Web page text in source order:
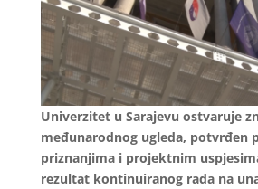
Univerzitet u Sarajevu ostvaruje
međunarodnog ugleda, potvrđen
priznanjima i projektnim
rezultat kontinuiranog rada na